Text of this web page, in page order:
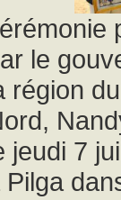
le
région
jeudi 7
Pilga